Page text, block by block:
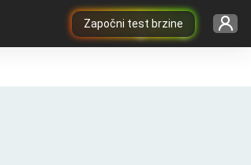
Započni test brzine